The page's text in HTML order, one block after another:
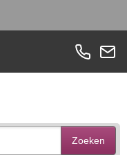
Zoeken